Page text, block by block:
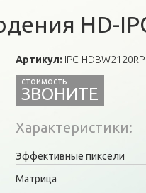
HD-
Артикул: IPC-
ЗВОНИТЕ
Характеристики
Эффективные пиксели
Матрица